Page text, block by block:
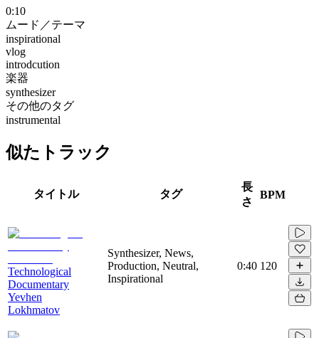
0:10
ムード／テーマ
inspirational
vlog
introdcution
楽器
synthesizer
その他のタグ
instrumental
似たトラック
タイトル タグ
長
さ
BPM
Technological
Documentary
Yevhen
Lokhmatov
Synthesizer, News,
Production, Neutral,
Inspirational
0:40 120